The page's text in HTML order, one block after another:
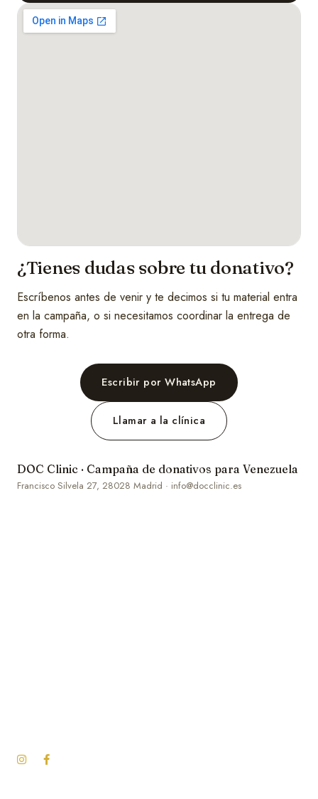
¿Tienes dudas sobre tu donativo?
Escríbenos antes de venir y te decimos si tu material entra
en la campaña, o si necesitamos coordinar la entrega de
otra forma.
Escribir por WhatsApp
Llamar a la clínica
DOC Clinic · Campaña de donativos para Venezuela
Francisco Silvela 27, 28028 Madrid · info@docclinic.es